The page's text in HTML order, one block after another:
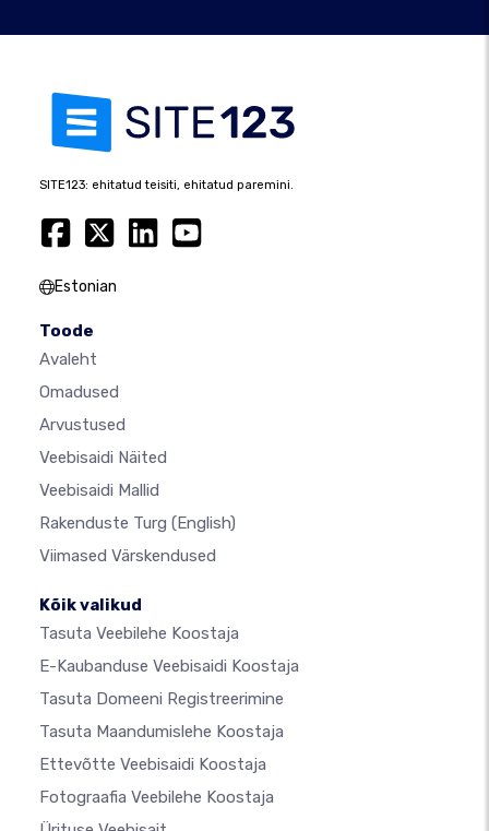
SITE123: ehitatud teisiti, ehitatud paremini.
Estonian
Toode
Avaleht
Omadused
Arvustused
Veebisaidi Näited
Veebisaidi Mallid
Rakenduste Turg (English)
Viimased Värskendused
Kõik valikud
Tasuta Veebilehe Koostaja
E-Kaubanduse Veebisaidi Koostaja
Tasuta Domeeni Registreerimine
Tasuta Maandumislehe Koostaja
Ettevõtte Veebisaidi Koostaja
Fotograafia Veebilehe Koostaja